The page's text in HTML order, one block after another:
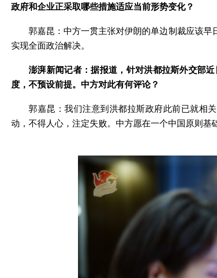
政府和企业正采取哪些措施适应当前形势变化？
郭嘉昆：中方一贯主张对伊朗的单边制裁应该
实现全面政治解决。
澎湃新闻记者：据报道，针对洪都拉斯外交部
度，不预设前提。中方对此有何评论？
郭嘉昆：我们注意到洪都拉斯政府此前已就相
动，不得人心，注定失败。中方愿在一个中国原则